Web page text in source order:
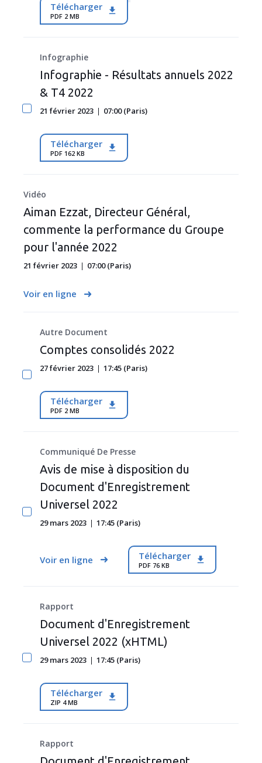
Télécharger
PDF 2 MB
Infographie
Infographie - Résultats annuels 2022
& T4 2022
21 février 2023 07:00 (Paris)
Télécharger
PDF 162 KB
Vidéo
Aiman Ezzat, Directeur Général,
commente la performance du Groupe
pour l'année 2022
21 février 2023 07:00 (Paris)
Voir en ligne
Autre Document
Comptes consolidés 2022
27 février 2023 17:45 (Paris)
Télécharger
PDF 2 MB
Communiqué De Presse
Avis de mise à disposition du
Document d'Enregistrement
Universel 2022
29 mars 2023 17:45 (Paris)
Voir en ligne Télécharger
PDF 76 KB
Rapport
Document d'Enregistrement
Universel 2022 (xHTML)
29 mars 2023 17:45 (Paris)
Télécharger
ZIP 4 MB
Rapport